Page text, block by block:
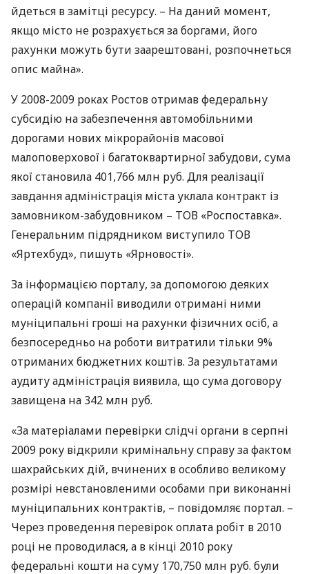
йдеться в замітці ресурсу. – На даний момент,
якщо місто не розрахується за боргами, його
рахунки можуть бути заарештовані, розпочнеться
опис майна».
У 2008-2009 роках Ростов отримав федеральну
субсидію на забезпечення автомобільними
дорогами нових мікрорайонів масової
малоповерхової і багатоквартирної забудови, сума
якої становила 401,766 млн руб. Для реалізації
завдання адміністрація міста уклала контракт із
замовником-забудовником – ТОВ «Роспоставка».
Генеральним підрядником виступило ТОВ
«Яртехбуд», пишуть «Ярновості».
За інформацією порталу, за допомогою деяких
операцій компанії виводили отримані ними
муніципальні гроші на рахунки фізичних осіб, а
безпосередньо на роботи витратили тільки 9%
отриманих бюджетних коштів. За результатами
аудиту адміністрація виявила, що сума договору
завищена на 342 млн руб.
«За матеріалами перевірки слідчі органи в серпні
2009 року відкрили кримінальну справу за фактом
шахрайських дій, вчинених в особливо великому
розмірі невстановленими особами при виконанні
муніципальних контрактів, – повідомляє портал. –
Через проведення перевірок оплата робіт в 2010
році не проводилася, а в кінці 2010 року
федеральні кошти на суму 170,750 млн руб. були